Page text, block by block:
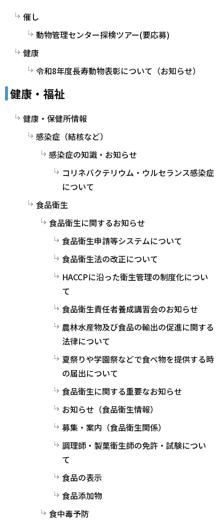
催し
動物管理センター探検ツアー(要応募)
健康
令和8年度長寿動物表彰について（お知らせ）
健康・福祉
健康・保健所情報
感染症（結核など）
感染症の知識・お知らせ
コリネバクテリウム・ウルセランス感染症
について
食品衛生
食品衛生に関するお知らせ
食品衛生申請等システムについて
食品衛生法の改正について
HACCPに沿った衛生管理の制度化につい
て
食品衛生責任者養成講習会のお知らせ
農林水産物及び食品の輸出の促進に関する
法律について
夏祭りや学園祭などで食べ物を提供する時
の届出について
食品衛生に関する重要なお知らせ
お知らせ（食品衛生情報）
募集・案内（食品衛生関係）
調理師・製菓衛生師の免許・試験につい
て
食品の表示
食品添加物
食中毒予防